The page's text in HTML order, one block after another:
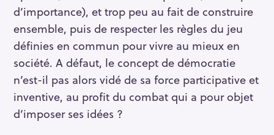
d’importance), et trop peu au fait de construire
ensemble, puis de respecter les règles du jeu
définies en commun pour vivre au mieux en
société. A défaut, le concept de démocratie
n’est-il pas alors vidé de sa force participative et
inventive, au profit du combat qui a pour objet
d’imposer ses idées ?